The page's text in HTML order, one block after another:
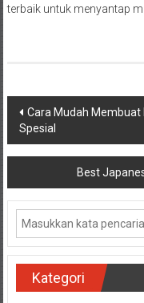
terbaik untuk menyantap
Navigasi
pos
Cara Mudah
Spesial
Best
Kategori